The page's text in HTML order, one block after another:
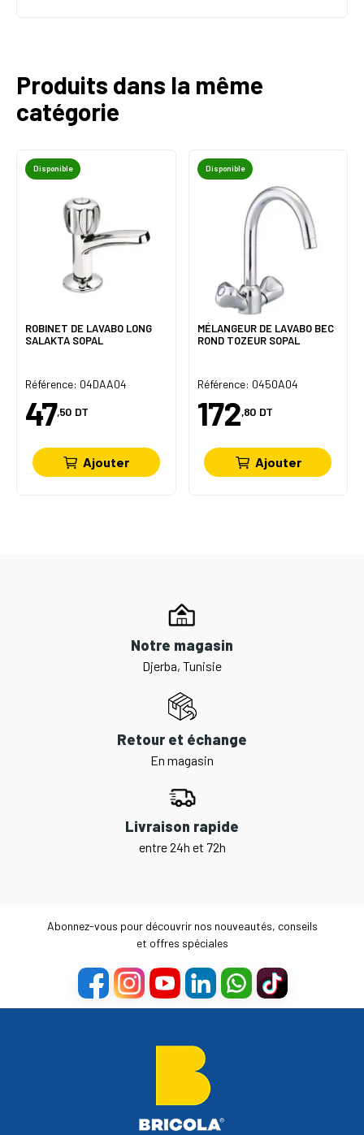
Produits dans la même
catégorie
Disponible
ROBINET DE LAVABO LONG
SALAKTA SOPAL
Référence: 04DAA04
47,50 DT
Ajouter
Disponible
MÉLANGEUR DE LAVABO BEC
ROND TOZEUR SOPAL
Référence: 0450A04
172,80 DT
Ajouter
Notre magasin
Djerba, Tunisie
Retour et échange
En magasin
Livraison rapide
entre 24h et 72h
Abonnez-vous pour découvrir nos nouveautés, conseils
et offres spéciales